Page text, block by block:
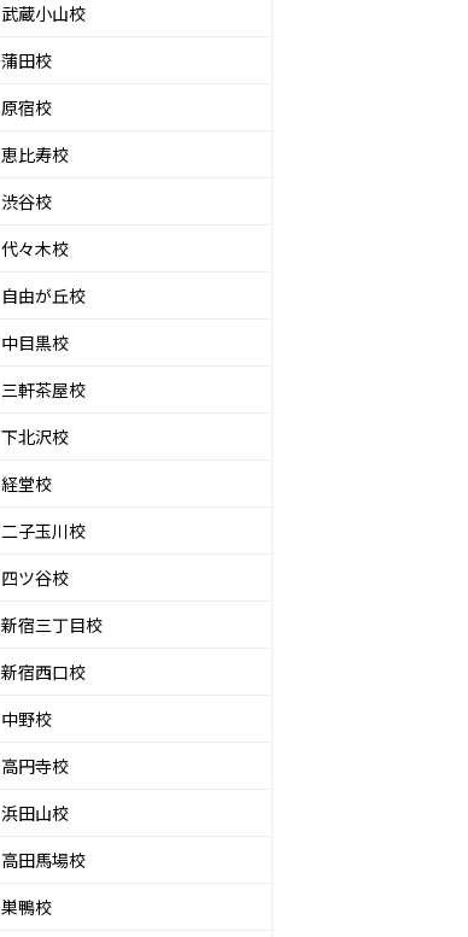
武蔵小山校
蒲田校
原宿校
恵比寿校
渋谷校
代々木校
自由が丘校
中目黒校
三軒茶屋校
下北沢校
経堂校
二子玉川校
四ツ谷校
新宿三丁目校
新宿西口校
中野校
高円寺校
浜田山校
高田馬場校
巣鴨校